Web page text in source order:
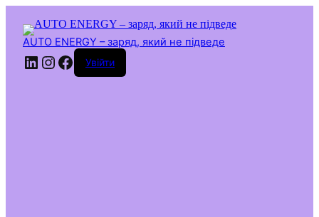
вмістуAUTO ENERGY – заряд, який не підведе
LinkedIn
Instagram
Facebook
Увійти